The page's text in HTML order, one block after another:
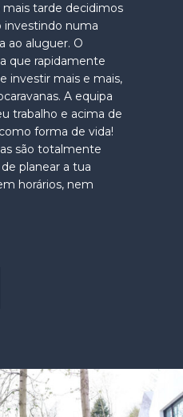
mais tarde decidimos
investindo numa
ao aluguer. O
que rapidamente
investir mais e mais,
A equipa
trabalho e acima de
forma de vida!
são totalmente
planear a tua
horários, nem